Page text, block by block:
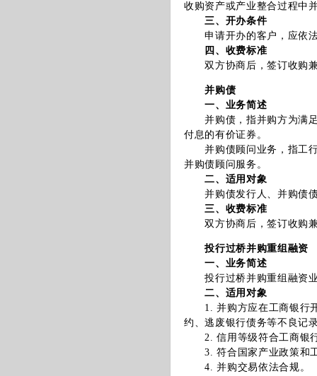
收购资产或产业整合过程中
三、开办条件
申请开办的客户，应依法
四、收费标准
双方协商后，签订收购兼
并购债
一、业务简述
并购债，指并购方为满足
付息的有价证券。
并购债顾问业务，指工行
并购债顾问服务。
二、适用对象
并购债发行人、并购债债
三、收费标准
双方协商后，签订收购兼
投行过桥并购重组融资
一、业务简述
投行过桥并购重组融资业
二、适用对象
1. 并购方应在工商银行开
约、逃废银行债务等不良记
2. 信用等级符合工商银行
3. 符合国家产业政策和工
4. 并购交易依法合规。